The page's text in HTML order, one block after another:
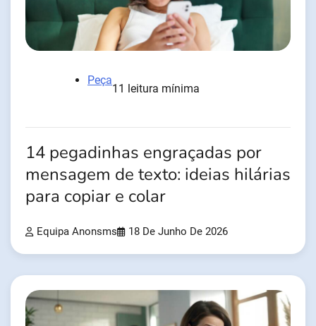
Peça
11 leitura mínima
14 pegadinhas engraçadas por
mensagem de texto: ideias hilárias
para copiar e colar
Equipa Anonsms 18 De Junho De 2026